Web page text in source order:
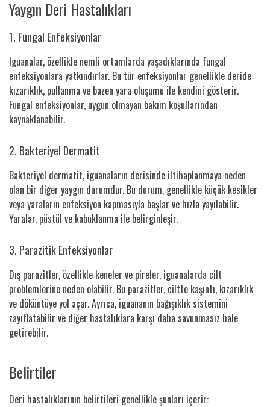
Yaygın Deri Hastalıkları
1. Fungal Enfeksiyonlar
Iguanalar, özellikle nemli ortamlarda yaşadıklarında fungal
enfeksiyonlara yatkındırlar. Bu tür enfeksiyonlar genellikle deride
kızarıklık, pullanma ve bazen yara oluşumu ile kendini gösterir.
Fungal enfeksiyonlar, uygun olmayan bakım koşullarından
kaynaklanabilir.
2. Bakteriyel Dermatit
Bakteriyel dermatit, iguanaların derisinde iltihaplanmaya neden
olan bir diğer yaygın durumdur. Bu durum, genellikle küçük kesikler
veya yaraların enfeksiyon kapmasıyla başlar ve hızla yayılabilir.
Yaralar, püstül ve kabuklanma ile belirginleşir.
3. Parazitik Enfeksiyonlar
Dış parazitler, özellikle keneler ve pireler, iguanalarda cilt
problemlerine neden olabilir. Bu parazitler, ciltte kaşıntı, kızarıklık
ve döküntüye yol açar. Ayrıca, iguananın bağışıklık sistemini
zayıflatabilir ve diğer hastalıklara karşı daha savunmasız hale
getirebilir.
Belirtiler
Deri hastalıklarının belirtileri genellikle şunları içerir: